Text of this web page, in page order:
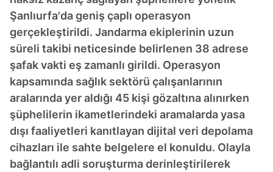
Şanlıurfa'da geniş çaplı operasyon
gerçekleştirildi. Jandarma ekiplerinin uzun
süreli takibi neticesinde belirlenen 38 adrese
şafak vakti eş zamanlı girildi. Operasyon
kapsamında sağlık sektörü çalışanlarının
aralarında yer aldığı 45 kişi gözaltına alınırken
şüphelilerin ikametlerindeki aramalarda yasa
dışı faaliyetleri kanıtlayan dijital veri depolama
cihazları ile sahte belgelere el konuldu. Olayla
bağlantılı adli soruşturma derinleştirilerek